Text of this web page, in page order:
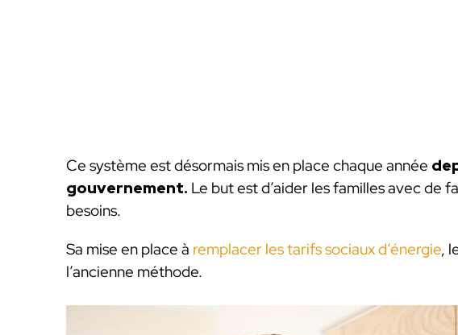
Ce système est désormais mis en place chaque année
gouvernement. Le but est d’aider les familles avec de
besoins.
Sa mise en place à remplacer les tarifs sociaux d’énergie,
l’ancienne méthode.